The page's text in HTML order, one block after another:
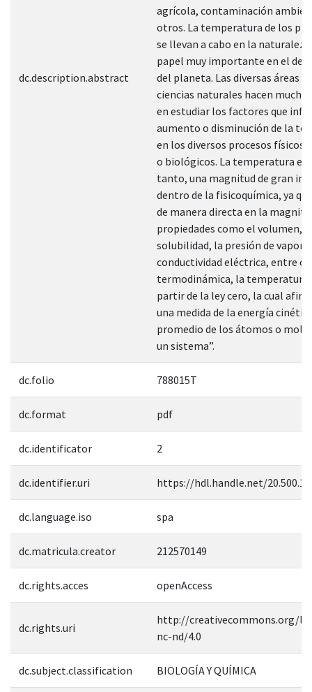
dc.description.abstract
agrícola, contaminación
otros. La temperatura de los
se llevan a cabo en la
papel muy importante en el
del planeta. Las diversas áreas
ciencias naturales hacen mucho
en estudiar los factores que
aumento o disminución de la
en los diversos procesos físicos,
o biológicos. La temperatura es
tanto, una magnitud de gran
dentro de la fisicoquímica, ya
de manera directa en la
propiedades como el volumen,
solubilidad, la presión de vapor,
conductividad eléctrica, entre
termodinámica, la temperatura
partir de la ley cero, la cual
una medida de la energía
promedio de los átomos o
un sistema”.
dc.folio 788015T
dc.format pdf
dc.identificator 2
dc.identifier.uri https://hdl.handle.net/
dc.language.iso spa
dc.matricula.creator 212570149
dc.rights.acces openAccess
dc.rights.uri
http://creativecommons.org/
nc-nd/4.0
dc.subject.classification BIOLOGÍA Y QUÍMICA